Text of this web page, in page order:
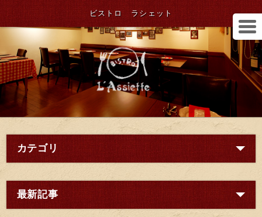
ビストロ ラシェット
カテゴリ
最新記事